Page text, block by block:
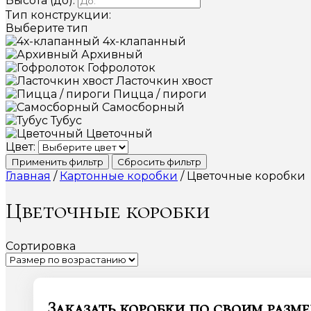
Тип конструкции:
Выберите тип
4х-клапанный
Архивный
Гофролоток
Ласточкин хвост
Пицца / пироги
Самосборный
Тубус
Цветочный
Цвет:
Применить фильтр Сбросить фильтр
Главная / Картонные коробки / Цветочные коробки
Цветочные коробки
Сортировка